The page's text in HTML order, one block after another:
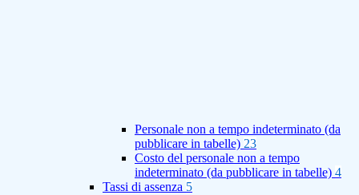
Personale non a tempo indeterminato (da
pubblicare in tabelle) 23
Costo del personale non a tempo
indeterminato (da pubblicare in tabelle) 4
Tassi di assenza 5